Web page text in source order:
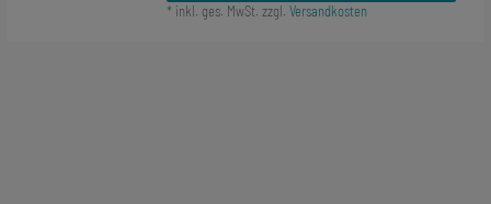
* inkl. ges. MwSt. zzgl. Versandkosten